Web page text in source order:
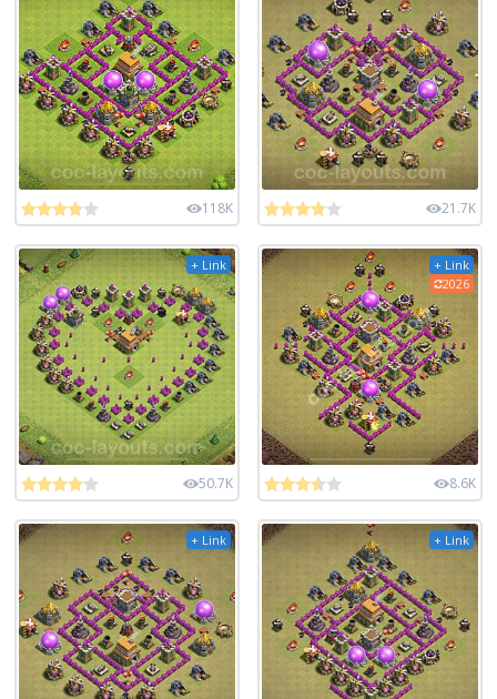
118K 21.7K
+ Link
50.7K
+ Link
2026
8.6K
+ Link + Link